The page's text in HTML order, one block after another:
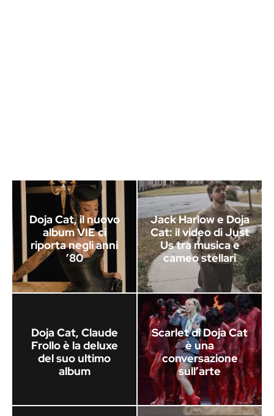
Doja Cat, il nuovo
album VIE ci
riporta negli anni
’80
Jack Harlow e Doja
Cat: il video di Just
Us tra musica e
cameo stellari
Doja Cat, Claude
Frollo è la deluxe
del suo ultimo
album
Scarlet di Doja Cat
è una
conversazione
sull’arte